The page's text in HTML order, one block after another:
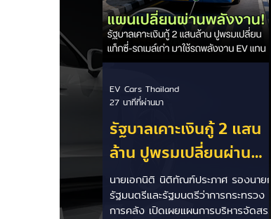
รัฐบาลเคาะเงินกู้ 2 แสน
ล้าน ปูพรมเปลี่ยนผ่าน
พลังงาน เร่งแปลงรถ
สาธารณะเป็น EV ควบคู่
นายเอกนิติ นิติทัณฑ์ประภาศ รองนายก
รัฐมนตรีและรัฐมนตรีว่าการกระทรวง
การคลัง เปิดเผยแผนการบริหารจัดสรร
EV Cars Thailand
27 นาทีที่ผ่านมา